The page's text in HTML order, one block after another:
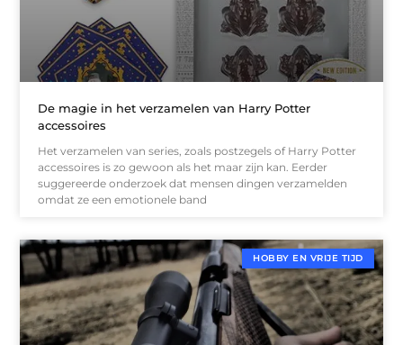
De magie in het verzamelen van Harry Potter
accessoires
Het verzamelen van series, zoals postzegels of Harry Potter
accessoires is zo gewoon als het maar zijn kan. Eerder
suggereerde onderzoek dat mensen dingen verzamelden
omdat ze een emotionele band
HOBBY EN VRIJE TIJD